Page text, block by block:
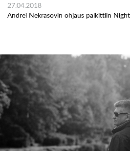
27.04.2018
Andrei Nekrasovin ohjaus palkittiin